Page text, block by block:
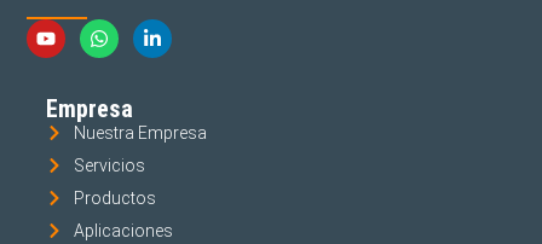
Empresa
Nuestra Empresa
Servicios
Productos
Aplicaciones